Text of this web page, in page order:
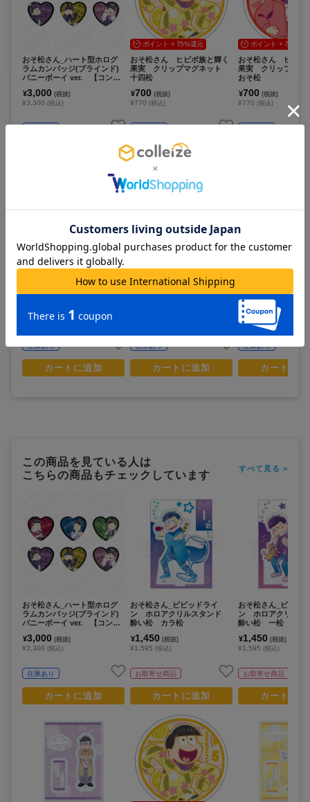
おそ松さん_ハート型ホログ
ラムカンバッジ(ブラインド)
バニーボーイ ver. 【コンプ
¥3,000 (税抜)
¥3,300 (税込)
おそ松さん_デート風ver. アク
リルスタンド /04 一松
1,500 (税抜)
¥1,650 (税込)
在庫あり
カートに追加
ポイント + 75%還元
おそ松さん ヒピポ族と輝く
果実 クリップマグネット
十四松
¥700 (税抜)
¥770 (税込)
カートに追加
おそ松さん ヒピポ族と輝く
果実 クリップマグネット
チョロ松
在庫あり
カートに追加
ポイント + 75%還
おそ松さん ヒピポ
果実 クリップマ
おそ松
¥700 (税抜)
¥770 (税込)
トド松
¥700 (税抜)
¥770
在庫あり
カートに
この商品を見ている人は
こちらの商品もチェックしています
すべて見る >
おそ松さん_ハート型ホログ
ラムカンバッジ(ブラインド)
バニーボーイ ver. 【コンプ
¥3,000 (税抜)
¥3,300 (税込)
在庫あり
カートに追加
おそ松さん_ビビッドライ
ン ホロアクリルスタンド
酔い松 カラ松
¥1,450 (税抜)
¥1,595 (税込)
お取寄せ商品
カートに追加
おそ松さん_ビビッ
ン ホロアクリル
酔い松 一松
¥1,450 (税抜)
¥1,595 (税込)
お取寄せ商品
カートに